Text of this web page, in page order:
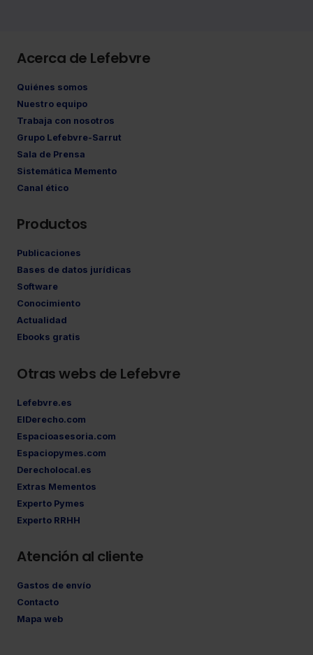
Acerca de Lefebvre
Quiénes somos
Nuestro equipo
Trabaja con nosotros
Grupo Lefebvre-Sarrut
Sala de Prensa
Sistemática Memento
Canal ético
Productos
Publicaciones
Bases de datos jurídicas
Software
Conocimiento
Actualidad
Ebooks gratis
Otras webs de Lefebvre
Lefebvre.es
ElDerecho.com
Espacioasesoria.com
Espaciopymes.com
Derecholocal.es
Extras Mementos
Experto Pymes
Experto RRHH
Atención al cliente
Gastos de envío
Contacto
Mapa web